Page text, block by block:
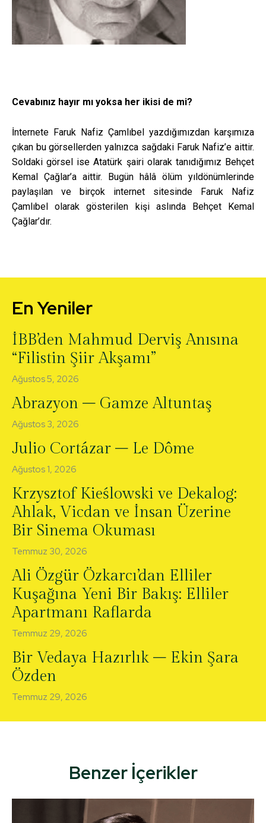
Cevabınız hayır mı yoksa her ikisi de mi?
İnternete Faruk Nafiz Çamlıbel yazdığımızdan karşımıza
çıkan bu görsellerden yalnızca sağdaki Faruk Nafiz’e aittir.
Soldaki görsel ise Atatürk şairi olarak tanıdığımız Behçet
Kemal Çağlar’a aittir. Bugün hâlâ ölüm yıldönümlerinde
paylaşılan ve birçok internet sitesinde Faruk Nafiz
Çamlıbel olarak gösterilen kişi aslında Behçet Kemal
Çağlar’dır.
En Yeniler
İBB’den Mahmud Derviş Anısına
“Filistin Şiir Akşamı”
Ağustos 5, 2026
Abrazyon – Gamze Altuntaş
Ağustos 3, 2026
Julio Cortázar – Le Dôme
Ağustos 1, 2026
Krzysztof Kieślowski ve Dekalog:
Ahlak, Vicdan ve İnsan Üzerine
Bir Sinema Okuması
Temmuz 30, 2026
Ali Özgür Özkarcı’dan Elliler
Kuşağına Yeni Bir Bakış: Elliler
Apartmanı Raflarda
Temmuz 29, 2026
Bir Vedaya Hazırlık – Ekin Şara
Özden
Temmuz 29, 2026
Benzer İçerikler